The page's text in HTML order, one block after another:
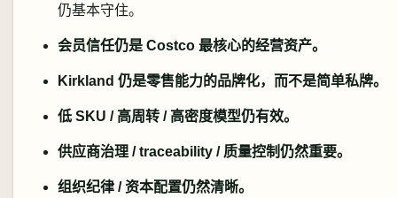
仍基本守住。
会员信任仍是 Costco 最核心的经营资产。
Kirkland 仍是零售能力的品牌化，而不是简单私牌。
低 SKU / 高周转 / 高密度模型仍有效。
供应商治理 / traceability / 质量控制仍然重要。
组织纪律 / 资本配置仍然清晰。